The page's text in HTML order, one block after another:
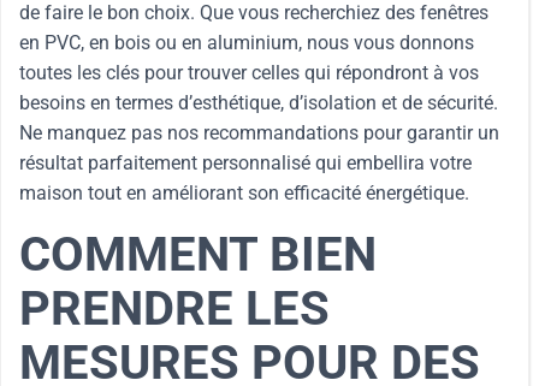
de faire le bon choix. Que vous recherchiez des fenêtres
en PVC, en bois ou en aluminium, nous vous donnons
toutes les clés pour trouver celles qui répondront à vos
besoins en termes d’esthétique, d’isolation et de sécurité.
Ne manquez pas nos recommandations pour garantir un
résultat parfaitement personnalisé qui embellira votre
maison tout en améliorant son efficacité énergétique.
COMMENT BIEN
PRENDRE LES
MESURES POUR DES